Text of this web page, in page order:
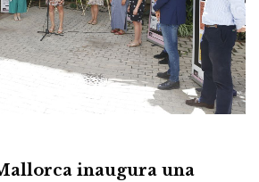
inaugura una